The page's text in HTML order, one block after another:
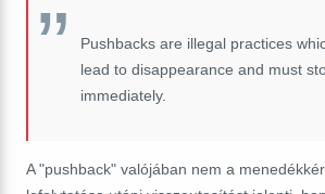
Pushbacks are illegal practices
lead to disappearance and must
immediately.
A "pushback" valójában nem a